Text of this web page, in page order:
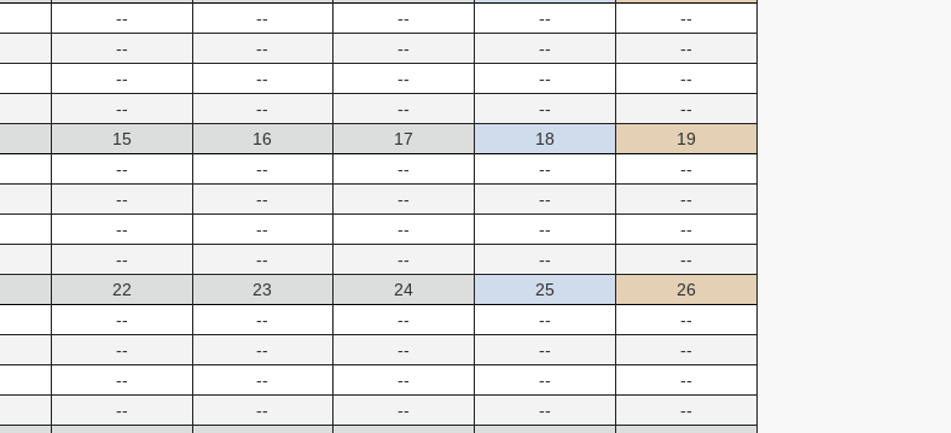
--
--
--
--
--
--
--
--
--
--
--
--
--
--
--
--
--
--
--
--
15
--
--
--
--
16
--
--
--
--
17
--
--
--
--
18
--
--
--
--
19
--
--
--
--
22
--
--
--
--
23
--
--
--
--
24
--
--
--
--
25
--
--
--
--
26
--
--
--
--